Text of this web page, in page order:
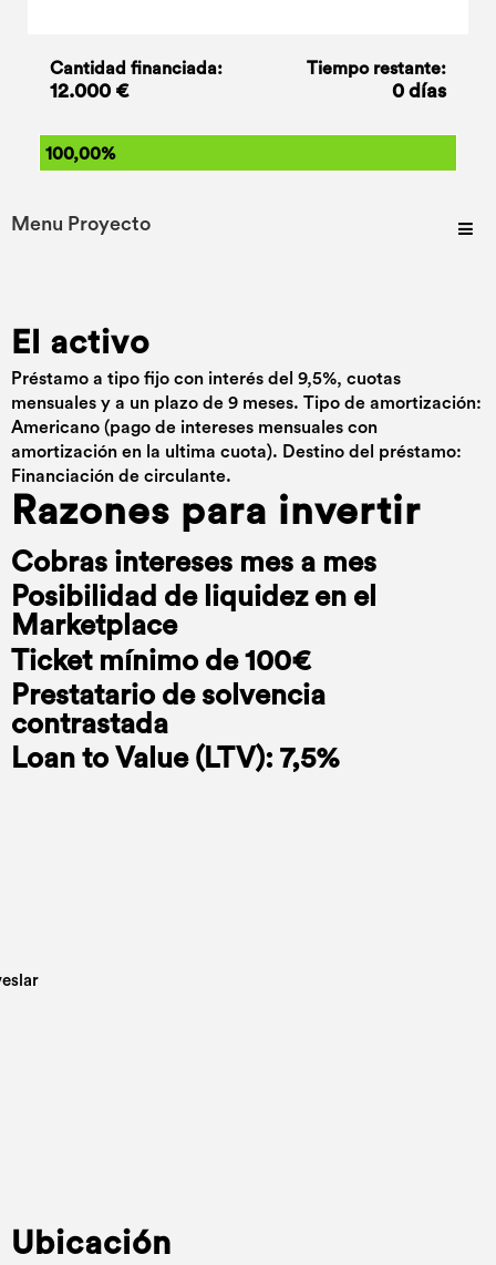
Cantidad financiada:
12.000 €
Tiempo restante:
0 días
100,00%
Menu Proyecto
El activo
Préstamo a tipo fijo con interés del 9,5%, cuotas
mensuales y a un plazo de 9 meses. Tipo de amortización:
Americano (pago de intereses mensuales con
amortización en la ultima cuota). Destino del préstamo:
Financiación de circulante.
Razones para invertir
Cobras intereses mes a mes
Posibilidad de liquidez en el
Marketplace
Ticket mínimo de 100€
Prestatario de solvencia
contrastada
Loan to Value (LTV): 7,5%
Ubicación